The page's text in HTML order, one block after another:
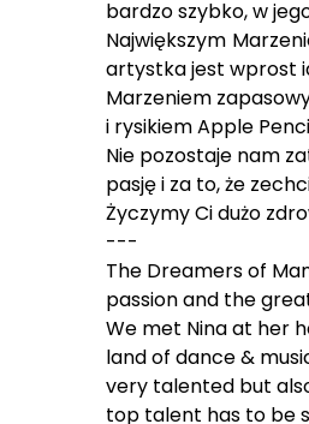
bardzo szybko, w
Największym
artystka jest wprost
Marzeniem
i rysikiem Apple
Nie pozostaje nam
pasję i za to, że
Życzymy Ci dużo
---
The Dreamers of
passion and the
We met Nina at her
land of dance &
very talented but
top talent has to be